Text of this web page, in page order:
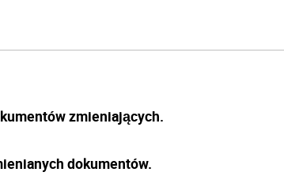
zmieniających.
dokumentów.